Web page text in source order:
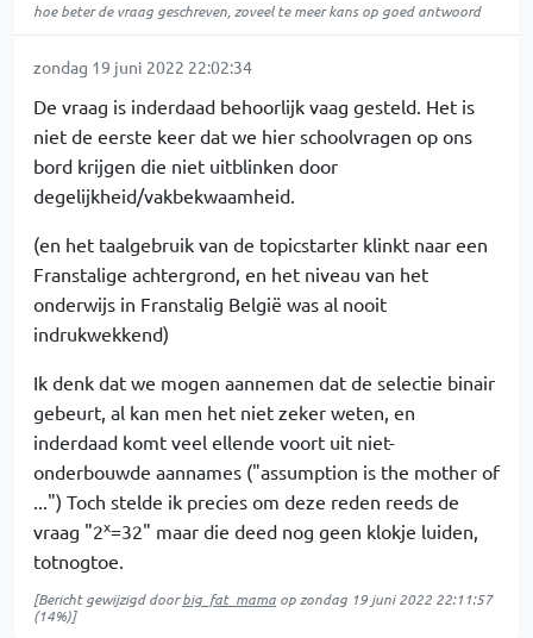
hoe beter de vraag geschreven, zoveel te meer kans op goed antwoord
zondag 19 juni 2022 22:02:34
De vraag is inderdaad behoorlijk vaag gesteld. Het is
niet de eerste keer dat we hier schoolvragen op ons
bord krijgen die niet uitblinken door
degelijkheid/vakbekwaamheid.
(en het taalgebruik van de topicstarter klinkt naar een
Franstalige achtergrond, en het niveau van het
onderwijs in Franstalig België was al nooit
indrukwekkend)
Ik denk dat we mogen aannemen dat de selectie binair
gebeurt, al kan men het niet zeker weten, en
inderdaad komt veel ellende voort uit niet-
onderbouwde aannames ("assumption is the mother of
...") Toch stelde ik precies om deze reden reeds de
vraag "2x=32" maar die deed nog geen klokje luiden,
totnogtoe.
[Bericht gewijzigd doorbig_fat_mama op zondag 19 juni 2022 22:11:57
(14%)]